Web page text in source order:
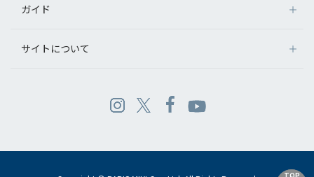
ガイド
サイトについて